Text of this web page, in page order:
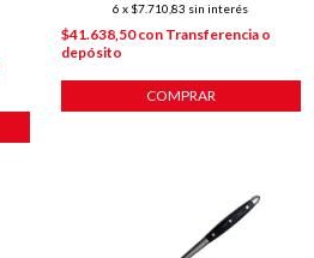
6 x $7.710,83 sin interés
$41.638,50con Transferencia o
depósito
COMPRAR